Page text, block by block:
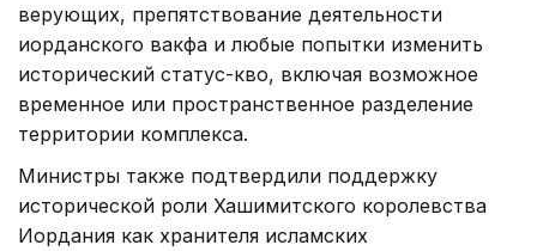
верующих, препятствование деятельности
иорданского вакфа и любые попытки изменить
исторический статус-кво, включая возможное
временное или пространственное разделение
территории комплекса.
Министры также подтвердили поддержку
исторической роли Хашимитского королевства
Иордания как хранителя исламских